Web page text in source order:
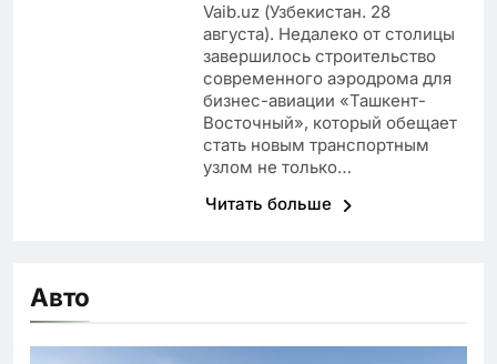
Vaib.uz (Узбекистан. 28
августа). Недалеко от столицы
завершилось строительство
современного аэродрома для
бизнес-авиации «Ташкент-
Восточный», который обещает
стать новым транспортным
узлом не только…
Читать больше
Авто